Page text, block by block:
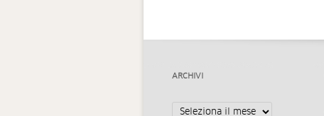
ARCHIVI
Archivi